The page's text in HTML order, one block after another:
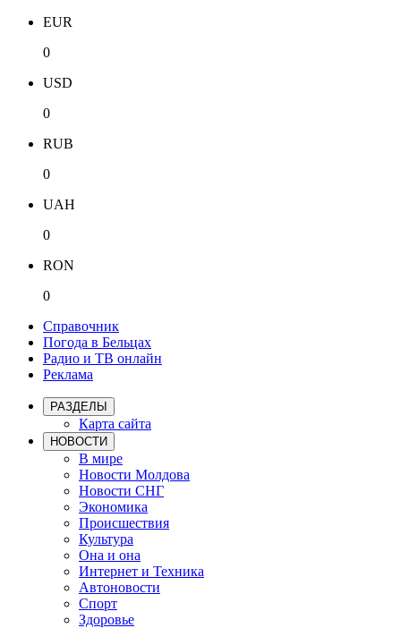
EUR
0
USD
0
RUB
0
UAH
0
RON
0
Справочник
Погода в Бельцах
Радио и ТВ онлайн
Реклама
РАЗДЕЛЫ
Карта сайта
НОВОСТИ
В мире
Новости Молдова
Новости СНГ
Экономика
Происшествия
Культура
Она и она
Интернет и Техника
Автоновости
Спорт
Здоровье